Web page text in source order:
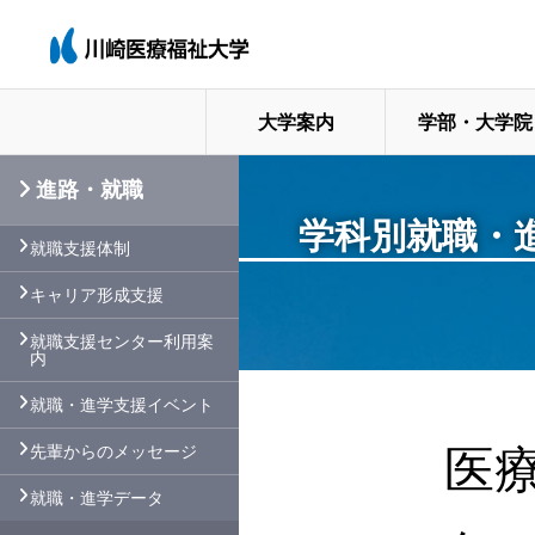
大学案内 学部・大学院
学科別就職・
医
進路・就職
就職支援体制
キャリア形成支援
就職支援センター利用案
内
就職・進学支援イベント
先輩からのメッセージ
就職・進学データ